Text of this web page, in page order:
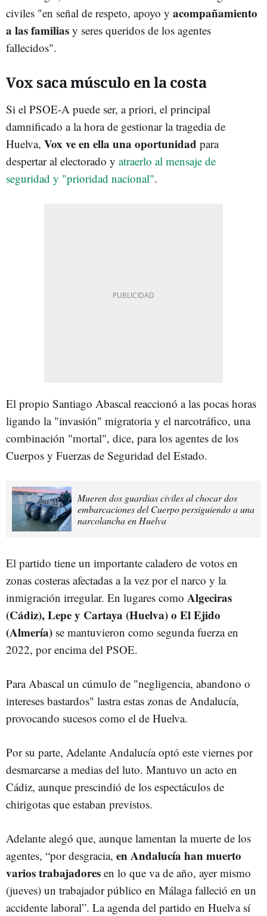
civiles "en señal de respeto, apoyo y acompañamiento
a las familias y seres queridos de los agentes
fallecidos".
Vox saca músculo en la costa
Si el PSOE-A puede ser, a priori, el principal
damnificado a la hora de gestionar la tragedia de
Huelva, Vox ve en ella una oportunidad para
despertar al electorado y atraerlo al mensaje de
seguridad y "prioridad nacional".
El propio Santiago Abascal reaccionó a las pocas horas
ligando la "invasión" migratoria y el narcotráfico, una
combinación "mortal", dice, para los agentes de los
Cuerpos y Fuerzas de Seguridad del Estado.
Mueren dos guardias civiles al chocar dos
embarcaciones del Cuerpo persiguiendo a una
narcolancha en Huelva
El partido tiene un importante caladero de votos en
zonas costeras afectadas a la vez por el narco y la
inmigración irregular. En lugares como Algeciras
(Cádiz), Lepe y Cartaya (Huelva) o El Ejido
(Almería) se mantuvieron como segunda fuerza en
2022, por encima del PSOE.
Para Abascal un cúmulo de "negligencia, abandono o
intereses bastardos" lastra estas zonas de Andalucía,
provocando sucesos como el de Huelva.
Por su parte, Adelante Andalucía optó este viernes por
desmarcarse a medias del luto. Mantuvo un acto en
Cádiz, aunque prescindió de los espectáculos de
chirigotas que estaban previstos.
Adelante alegó que, aunque lamentan la muerte de los
agentes, “por desgracia, en Andalucía han muerto
varios trabajadores en lo que va de año, ayer mismo
(jueves) un trabajador público en Málaga falleció en un
accidente laboral”. La agenda del partido en Huelva sí